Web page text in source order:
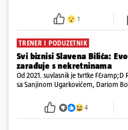
ispitali i poslali u istražni zatvor
1
TRENER I PODUZETNIK
Svi biznisi Slavena Bilića:
zarađuje s nekretninama
Od 2021. suvlasnik je tvrtke F&amp;D
sa Sanjinom Ugarkovićem, Dariom
poslovanje nekretninama, a od
zaposlenih
4